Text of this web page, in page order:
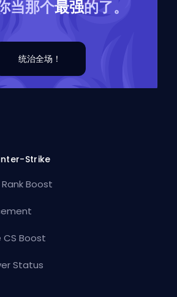
当那个最强的了。
统治全场！
Strike
Rank Boost
CS Boost
Status